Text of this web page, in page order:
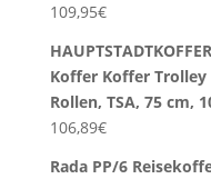
109,95€
Koffer Koffer
Rollen, TSA, 75 cm,
106,89€
Rada PP/6